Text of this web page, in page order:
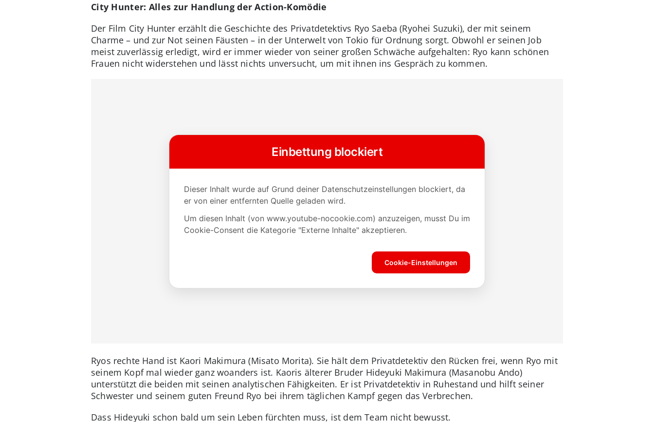
City Hunter: Alles zur Handlung der Action-Komödie
Der Film City Hunter erzählt die Geschichte des Privatdetektivs Ryo Saeba (Ryohei Suzuki), der mit seinem
Charme – und zur Not seinen Fäusten – in der Unterwelt von Tokio für Ordnung sorgt. Obwohl er seinen Job
meist zuverlässig erledigt, wird er immer wieder von seiner großen Schwäche aufgehalten: Ryo kann schönen
Frauen nicht widerstehen und lässt nichts unversucht, um mit ihnen ins Gespräch zu kommen.
Ryos rechte Hand ist Kaori Makimura (Misato Morita). Sie hält dem Privatdetektiv den Rücken frei, wenn Ryo mit
seinem Kopf mal wieder ganz woanders ist. Kaoris älterer Bruder Hideyuki Makimura (Masanobu Ando)
unterstützt die beiden mit seinen analytischen Fähigkeiten. Er ist Privatdetektiv in Ruhestand und hilft seiner
Schwester und seinem guten Freund Ryo bei ihrem täglichen Kampf gegen das Verbrechen.
Dass Hideyuki schon bald um sein Leben fürchten muss, ist dem Team nicht bewusst.